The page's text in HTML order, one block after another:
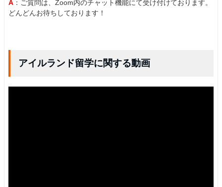
A ：ご質問は、Zoom内のチャット機能にて受け付けております。
どんどんお待ちしております！
アイルランド留学に関する動画